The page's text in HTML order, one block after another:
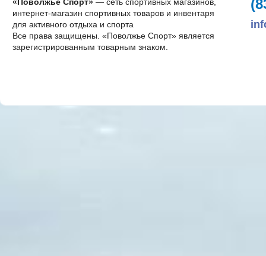
интернет-магазин спортивных товаров и инвентаря
для активного отдыха и спорта
Все права защищены. «Поволжье Спорт» является
зарегистрированным товарным знаком.